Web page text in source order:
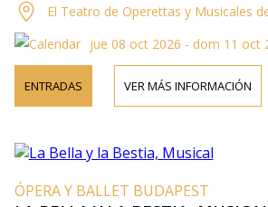
El Teatro de Operettas y Musicales
jue 08 oct 2026 - dom 11 oct
ENTRADAS VER MÁS INFORMACIÓN
ÓPERA Y BALLET BUDAPEST